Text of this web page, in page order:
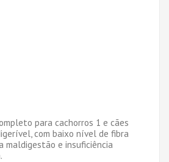
para cachorros 1 e cães
com baixo nível de fibra
maldigestão e insuficiência